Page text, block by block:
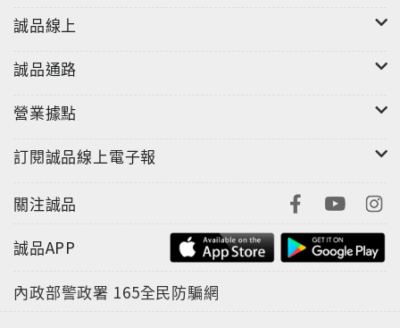
誠品線上
誠品通路
營業據點
訂閱誠品線上電子報
關注誠品
誠品APP
內政部警政署 165全民防騙網